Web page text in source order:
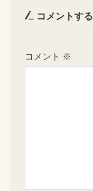
コメントする
コメント ※